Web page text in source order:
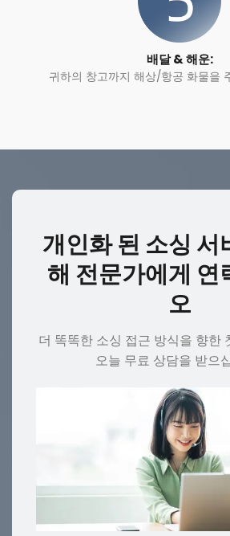
배달 & 해운:
귀하의 창고까지 해상/항공 화물을
개인화 된 소싱 서
해 전문가에게 연
오
더 똑똑한 소싱 접근 방식을 향한
오늘 무료 상담을 받으